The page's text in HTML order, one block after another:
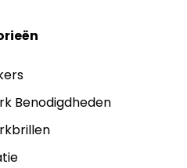
Benodigdheden